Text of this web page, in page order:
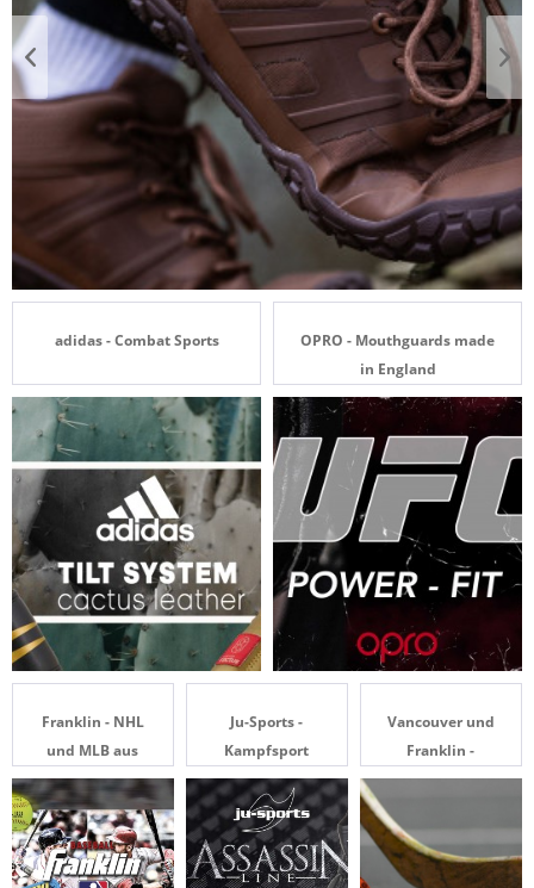
OPRO - Mouthguards made
in England
adidas - Combat Sports
Franklin - NHL
und MLB aus
den USA
Ju-Sports -
Kampfsport
von Profis für
Profis
Vancouver und
Franklin -
Im Hockey ein